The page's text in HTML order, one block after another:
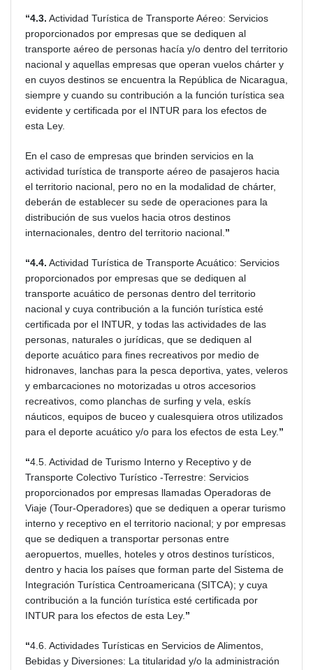
“4.3. Actividad Turística de Transporte Aéreo: Servicios
proporcionados por empresas que se dediquen al
transporte aéreo de personas hacía y/o dentro del territorio
nacional y aquellas empresas que operan vuelos chárter y
en cuyos destinos se encuentra la República de Nicaragua,
siempre y cuando su contribución a la función turística sea
evidente y certificada por el INTUR para los efectos de
esta Ley.
En el caso de empresas que brinden servicios en la
actividad turística de transporte aéreo de pasajeros hacia
el territorio nacional, pero no en la modalidad de chárter,
deberán de establecer su sede de operaciones para la
distribución de sus vuelos hacia otros destinos
internacionales, dentro del territorio nacional. ”
“4.4. Actividad Turística de Transporte Acuático: Servicios
proporcionados por empresas que se dediquen al
transporte acuático de personas dentro del territorio
nacional y cuya contribución a la función turística esté
certificada por el INTUR, y todas las actividades de las
personas, naturales o jurídicas, que se dediquen al
deporte acuático para fines recreativos por medio de
hidronaves, lanchas para la pesca deportiva, yates, veleros
y embarcaciones no motorizadas u otros accesorios
recreativos, como planchas de surfing y vela, eskís
náuticos, equipos de buceo y cualesquiera otros utilizados
para el deporte acuático y/o para los efectos de esta Ley. ”
“4.5. Actividad de Turismo Interno y Receptivo y de
Transporte Colectivo Turístico -Terrestre: Servicios
proporcionados por empresas llamadas Operadoras de
Viaje (Tour-Operadores) que se dediquen a operar turismo
interno y receptivo en el territorio nacional; y por empresas
que se dediquen a transportar personas entre
aeropuertos, muelles, hoteles y otros destinos turísticos,
dentro y hacia los países que forman parte del Sistema de
Integración Turística Centroamericana (SITCA); y cuya
contribución a la función turística esté certificada por
INTUR para los efectos de esta Ley. ”
“4.6. Actividades Turísticas en Servicios de Alimentos,
Bebidas y Diversiones: La titularidad y/o la administración